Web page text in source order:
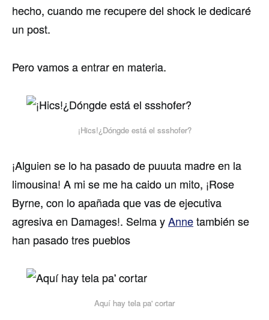
hecho, cuando me recupere del shock le dedicaré
un post.
Pero vamos a entrar en materia.
¡Hics!¿Dóngde está el ssshofer?
¡Alguien se lo ha pasado de puuuta madre en la
limousina! A mi se me ha caido un mito, ¡Rose
Byrne, con lo apañada que vas de ejecutiva
agresiva en Damages!. Selma yAnnetambién se
han pasado tres pueblos
Aquí­ hay tela pa' cortar